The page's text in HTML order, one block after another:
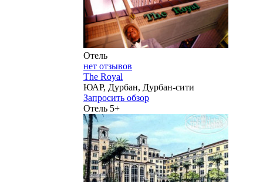
Отель
нет отзывов
The Royal
ЮАР, Дурбан, Дурбан-сити
Запросить обзор
Отель 5+